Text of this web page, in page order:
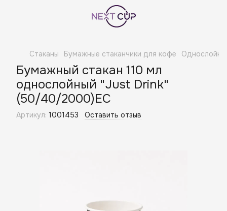
Стаканы Бумажные стаканчики для кофе
Бумажный стакан 110 мл
однослойный "Just Drink"
(50/40/2000)EC
Артикул: 1001453 Оставить отзыв